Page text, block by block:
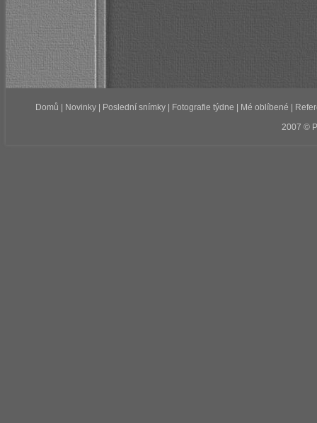
Domů Novinky| Poslední snímky| Fotografie týdne Mé oblíbené
2007 ©